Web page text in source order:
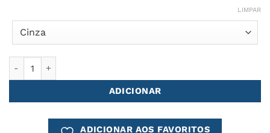
LIMPAR
ADICIONAR
ADICIONAR AOS FAVORITOS